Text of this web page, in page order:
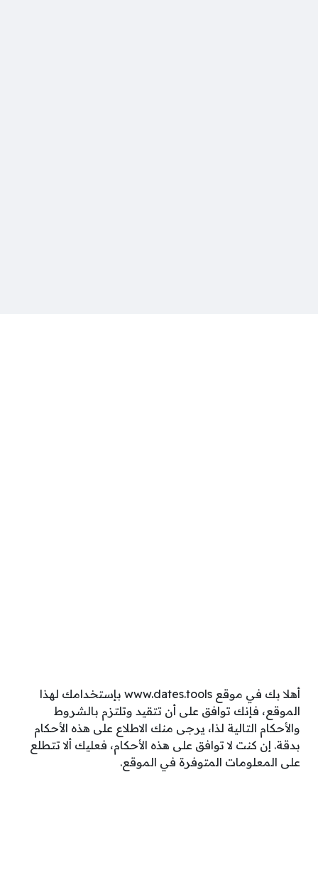
أهلا بك في موقع www.dates.tools بإستخدامك لهذا
الموقع، فإنك توافق على أن تتقيد وتلتزم بالشروط
والأحكام التالية لذا، يرجى منك الاطلاع على هذه الأحكام
بدقة. إن كنت لا توافق على هذه الأحكام، فعليك ألا تتطلع
على المعلومات المتوفرة في الموقع.